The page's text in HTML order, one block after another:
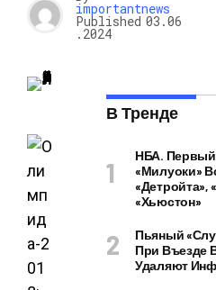
importantnews
Published 03.06
.2024
В Тренде
НБА.
«Милуоки»
«Хьюстон»
Пьяный
При Въезде
Удаляют